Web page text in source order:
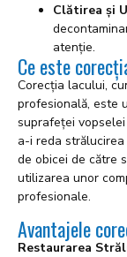
Clătirea și
atenție.
Ce este
Corecția lacului,
profesională, este
suprafeței
a-i reda
de obicei de către
utilizarea unor
profesionale.
Avantajele
Restaurarea